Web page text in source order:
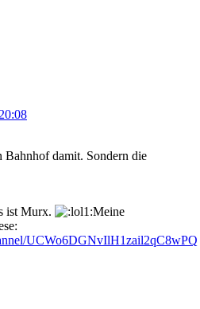
Bahnhof damit. Sondern die
ist Murx.
Meine
UCWo6DGNvIlH1zail2qC8wPQ